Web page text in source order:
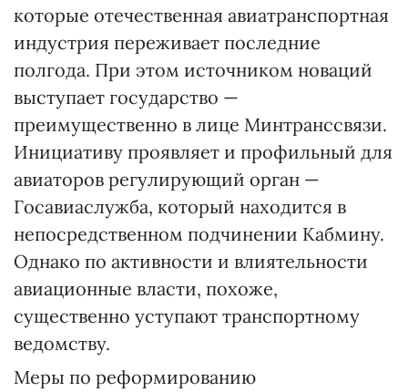
которые отечественная авиатранспортная
индустрия переживает последние
полгода. При этом источником новаций
выступает государство —
преимущественно в лице Минтранссвязи.
Инициативу проявляет и профильный для
авиаторов регулирующий орган —
Госавиаслужба, который находится в
непосредственном подчинении Кабмину.
Однако по активности и влиятельности
авиационные власти, похоже,
существенно уступают транспортному
ведомству.
Меры по реформированию